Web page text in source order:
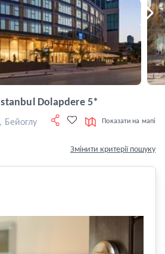
Dolapdere 5*
Бейоглу Показати на мапі
Змінити критерії пошуку